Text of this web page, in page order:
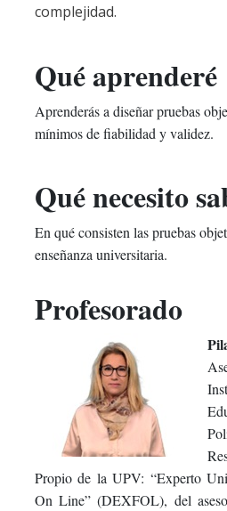
complejidad.
Qué aprenderé
Aprenderás a diseñar pruebas
mínimos de fiabilidad y validez.
Qué necesito
En qué consisten las pruebas
enseñanza universitaria.
Profesorado
Propio de la UPV: “Experto
On Line” (DEXFOL), del